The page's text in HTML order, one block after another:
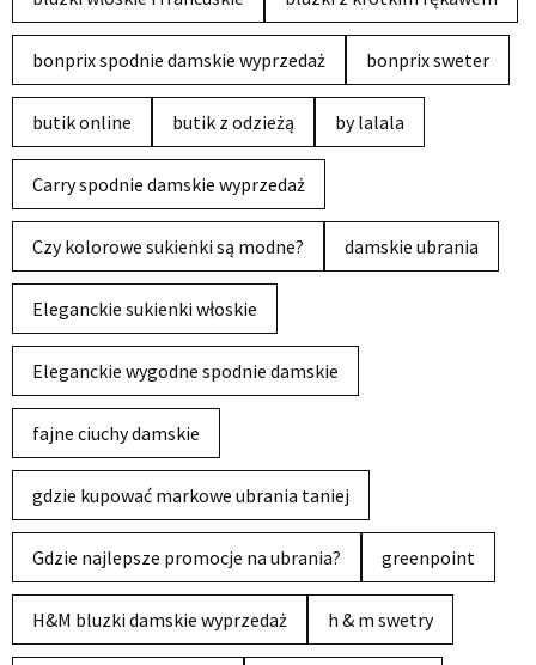
bonprix spodnie damskie wyprzedaż bonprix sweter
butik online butik z odzieżą by lalala
Carry spodnie damskie wyprzedaż
Czy kolorowe sukienki są modne? damskie ubrania
Eleganckie sukienki włoskie
Eleganckie wygodne spodnie damskie
fajne ciuchy damskie
gdzie kupować markowe ubrania taniej
Gdzie najlepsze promocje na ubrania? greenpoint
H&M bluzki damskie wyprzedaż h & m swetry